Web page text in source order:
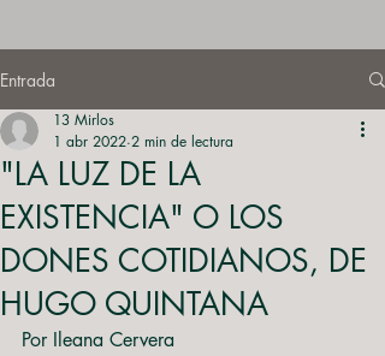
Entrada
"LA LUZ DE LA
EXISTENCIA" O LOS
DONES COTIDIANOS, DE
HUGO QUINTANA
13 Mirlos
1 abr 2022 2 min de lectura
Por Ileana Cervera